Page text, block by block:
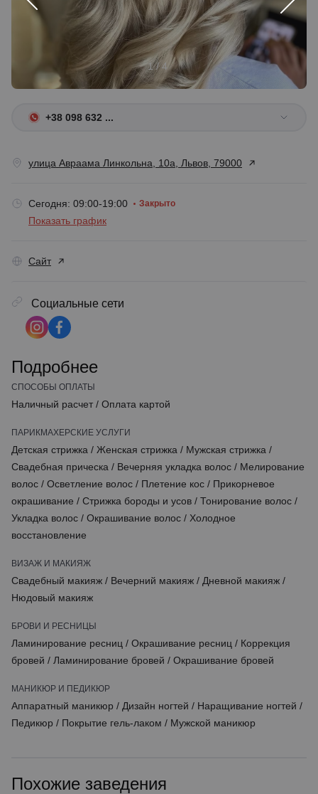
1 / 4
+38 098 632 ...
улица Авраама Линкольна, 10а, Львов, 79000
Сегодня: 09:00-19:00 Закрыто
Показать график
Сайт
Социальные сети
Подробнее
СПОСОБЫ ОПЛАТЫ
Наличный расчет / Оплата картой
ПАРИКМАХЕРСКИЕ УСЛУГИ
Детская стрижка / Женская стрижка / Мужская стрижка /
Свадебная прическа / Вечерняя укладка волос / Мелирование
волос / Осветление волос / Плетение кос / Прикорневое
окрашивание / Стрижка бороды и усов / Тонирование волос /
Укладка волос / Окрашивание волос / Холодное
восстановление
ВИЗАЖ И МАКИЯЖ
Свадебный макияж / Вечерний макияж / Дневной макияж /
Нюдовый макияж
БРОВИ И РЕСНИЦЫ
Ламинирование ресниц / Окрашивание ресниц / Коррекция
бровей / Ламинирование бровей / Окрашивание бровей
МАНИКЮР И ПЕДИКЮР
Аппаратный маникюр / Дизайн ногтей / Наращивание ногтей /
Педикюр / Покрытие гель-лаком / Мужской маникюр
Похожие заведения